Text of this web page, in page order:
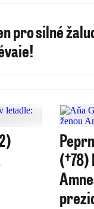
pro silné